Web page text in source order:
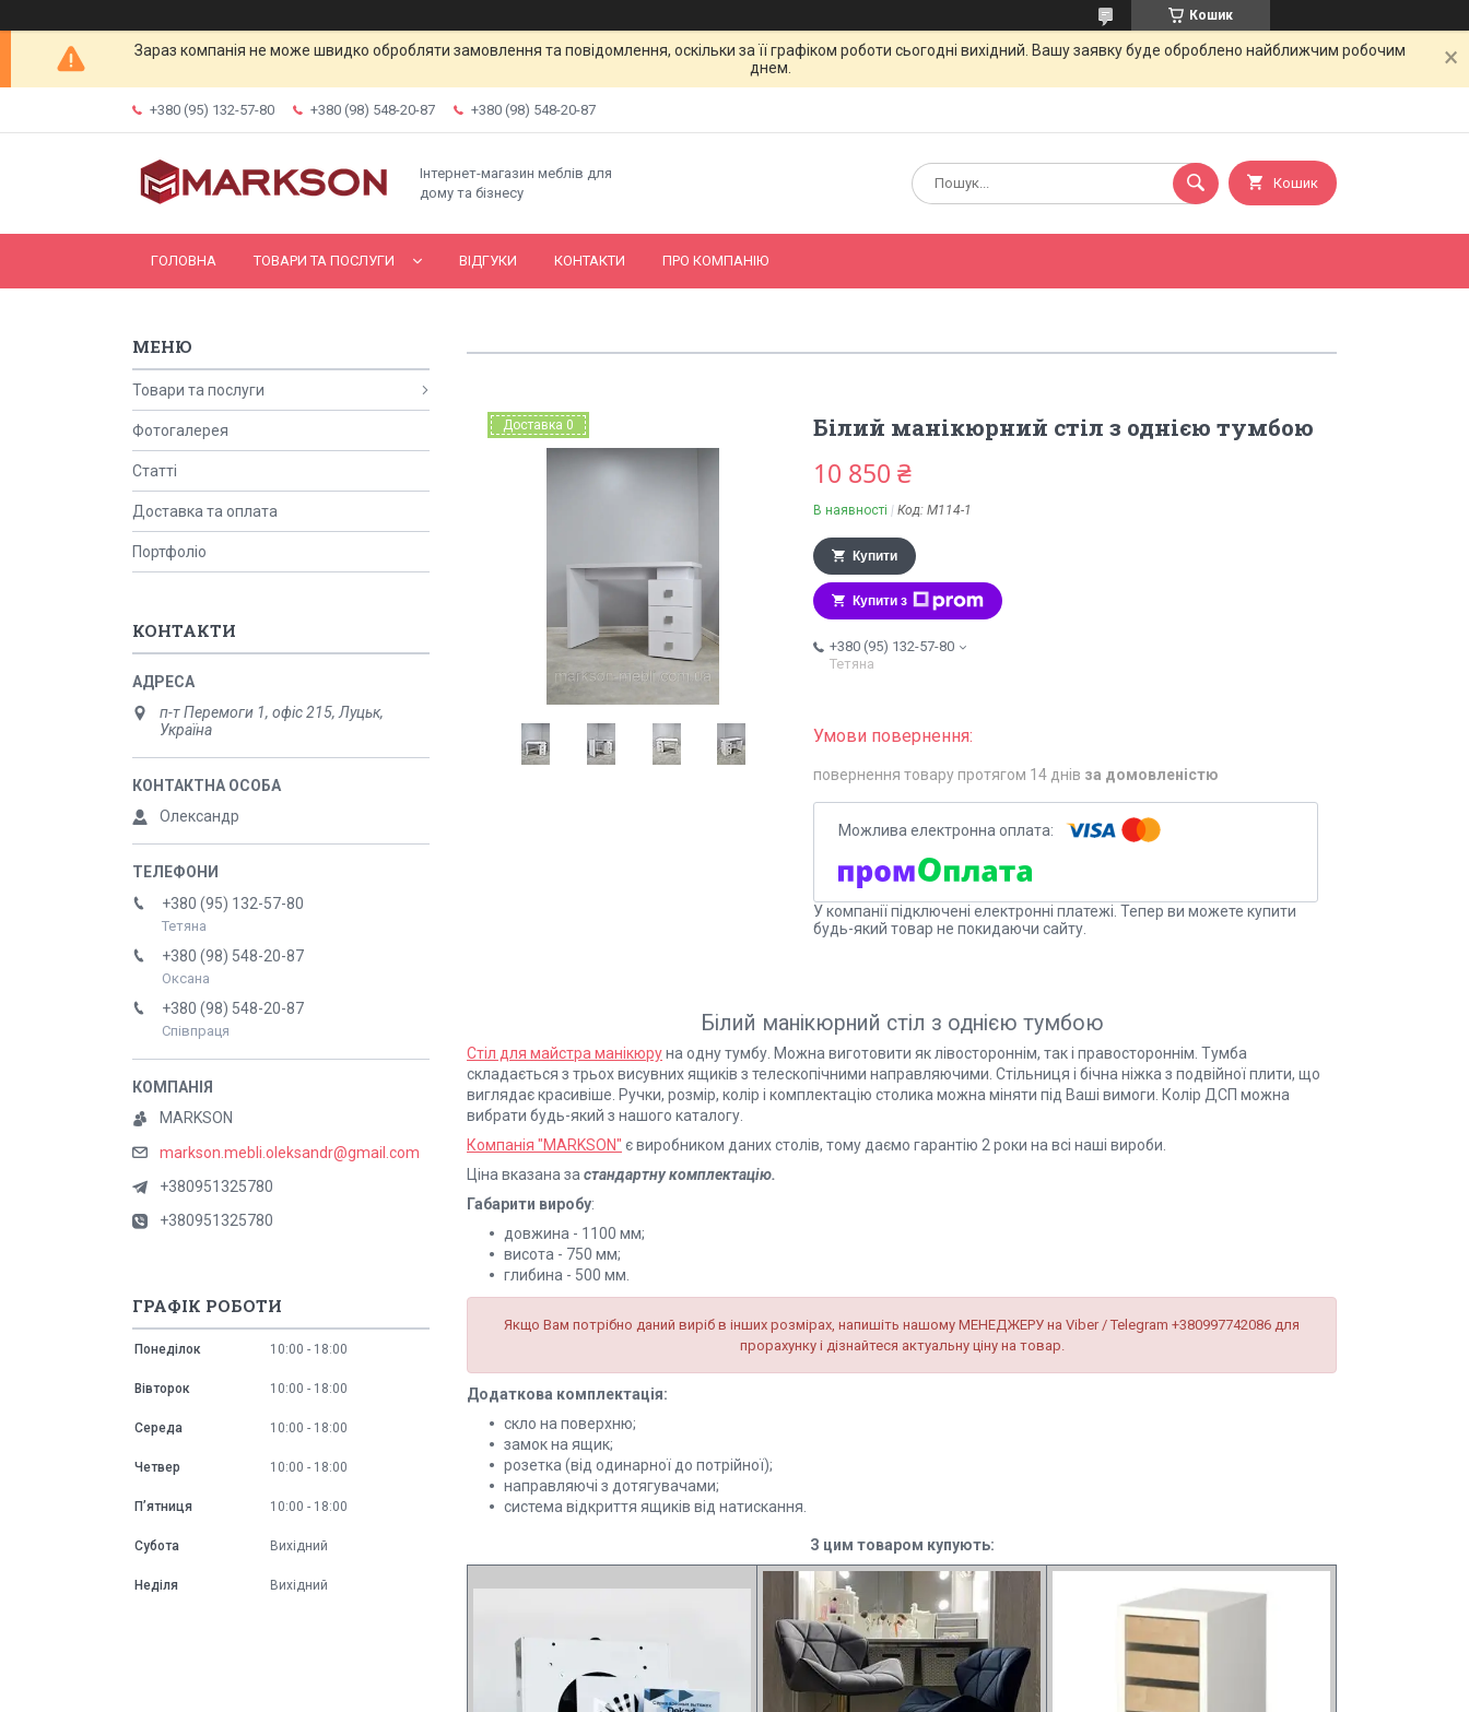
Кошик
Зараз компанія не може швидко обробляти замовлення та повідомлення, оскільки за її графіком роботи сьогодні вихідний. Вашу заявку буде оброблено найближчим робочим
днем.
+380 (95) 132-57-80 +380 (98) 548-20-87 +380 (98) 548-20-87
Інтернет-магазин меблів для
дому та бізнесу
Кошик
ГОЛОВНА ТОВАРИ ТА ПОСЛУГИ ВІДГУКИ КОНТАКТИ ПРО КОМПАНІЮ
Доставка 0 Білий манікюрний стіл з однією тумбою
10 850 ₴
В наявності Код: М114-1
Купити
Купити з
+380 (95) 132-57-80
Тетяна
повернення товару протягом 14 днів за домовленістю
У компанії підключені електронні платежі. Тепер ви можете купити
будь-який товар не покидаючи сайту.
Білий манікюрний стіл з однією тумбою
Стіл для майстра манікюруна одну тумбу. Можна виготовити як лівостороннім, так і правостороннім. Тумба
складається з трьох висувних ящиків з телескопічними направляючими. Стільниця і бічна ніжка з подвійної плити, що
виглядає красивіше. Ручки, розмір, колір і комплектацію столика можна міняти під Ваші вимоги. Колір ДСП можна
вибрати будь-який з нашого каталогу.
Компанія "MARKSON" є виробником даних столів, тому даємо гарантію 2 роки на всі наші вироби.
Ціна вказана за стандартну комплектацію.
Габарити виробу:
довжина - 1100 мм;
висота - 750 мм;
глибина - 500 мм.
Якщо Вам потрібно даний виріб в інших розмірах, напишіть нашому МЕНЕДЖЕРУ на Viber / Telegram +380997742086 для
прорахунку і дізнайтеся актуальну ціну на товар.
Додаткова комплектація:
скло на поверхню;
замок на ящик;
розетка (від одинарної до потрійної);
направляючі з дотягувачами;
система відкриття ящиків від натискання.
З цим товаром купують:
Товари та послуги
Фотогалерея
Статті
Доставка та оплата
Портфоліо
КОНТАКТИ
п-т Перемоги 1, офіс 215, Луцьк,
Україна
Олександр
+380 (95) 132-57-80
Тетяна
+380 (98) 548-20-87
Оксана
+380 (98) 548-20-87
Співпраця
MARKSON
markson.mebli.oleksandr@gmail.com
+380951325780
+380951325780
ГРАФІК РОБОТИ
Понеділок 10:00 18:00
Вівторок 10:00 18:00
Середа 10:00 18:00
Четвер 10:00 18:00
Пʼятниця 10:00 18:00
Субота Вихідний
Неділя Вихідний